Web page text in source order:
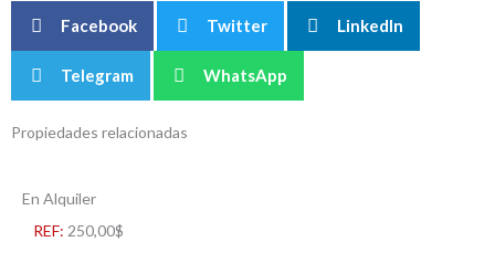
Facebook Twitter LinkedIn
Telegram WhatsApp
Propiedades relacionadas
En Alquiler
REF: 250,00$